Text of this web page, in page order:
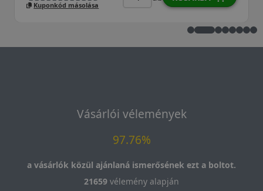
Vásárlói vélemények
97.76%
a vásárlók közül ajánlaná ismerősének ezt a boltot.
21659 vélemény alapján